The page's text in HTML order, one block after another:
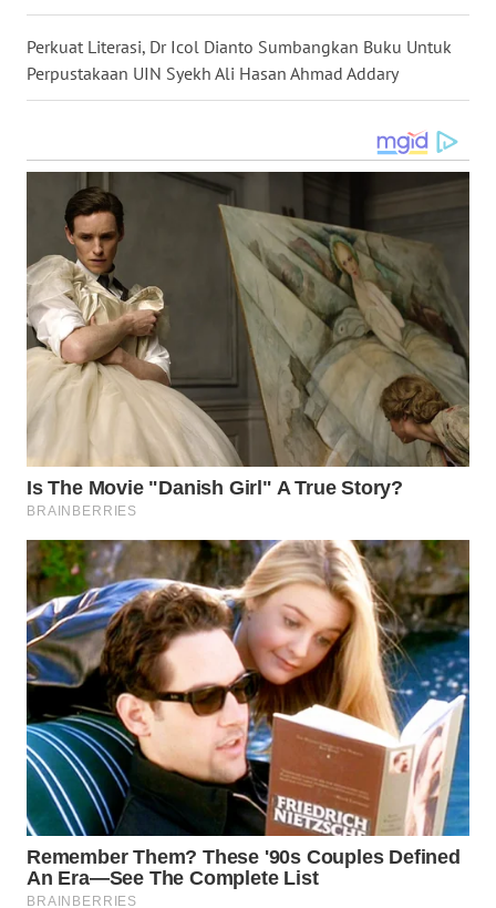
Perkuat Literasi, Dr Icol Dianto Sumbangkan Buku Untuk
Perpustakaan UIN Syekh Ali Hasan Ahmad Addary
WN
DANAU
TOBA
NIAS
WN
LANGKAT
WN
TAPANULI
SELATAN
TANJUNG
LESUNG
WN
KARO
WN
SIMALUNGUN
WN
LABUHANBATU
WN
TAPANULI
TENGAH
WN DELI
SERDANG